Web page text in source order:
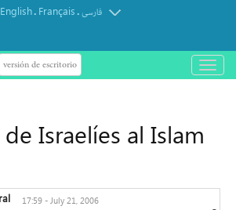
English. Français.فارسی
versión de escritorio
باز
و
Israelíes al Islam
17:59 - July 21, 2006